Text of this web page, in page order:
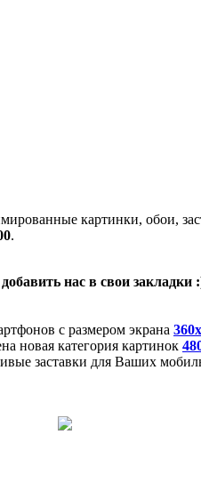
картинки, обои,
.
добавить нас в свои закладки
с размером экрана
новая категория картинок
заставки для Ваших